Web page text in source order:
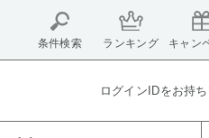
条件検索 ランキング キャン
ログインIDをお持